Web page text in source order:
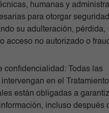
humanas y
para otorgar
su adulteración, pérdida,
acceso no autorizado o
confidencialidad: Todas las
en el
están obligadas a
incluso después